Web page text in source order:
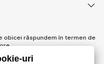
obicei răspundem în termen de